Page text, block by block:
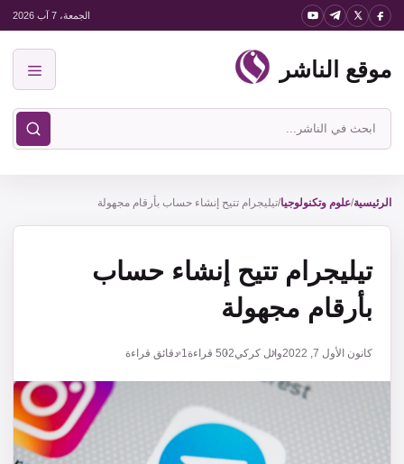
انتقل
المحتوى
الجمعة، 7 آب 2026
موقع الناشر
ابحث
في
الناشر
الرئيسية/علوم وتكنولوجيا/تيليجرام تتيح إنشاء حساب بأرقام مجهولة
تيليجرام تتيح إنشاء حساب
بأرقام مجهولة
كانون الأول 7, 2022 وائل كركي502 قراءة1 دقائق قراءة